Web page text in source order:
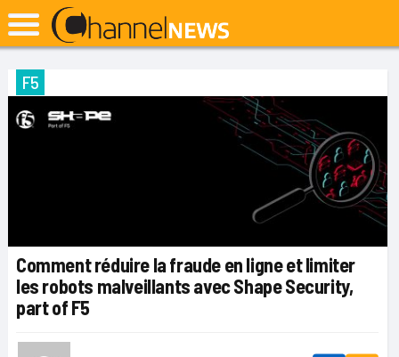
F5
Comment réduire la fraude en ligne et limiter
les robots malveillants avec Shape Security,
part of F5